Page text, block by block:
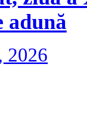
adună
2026